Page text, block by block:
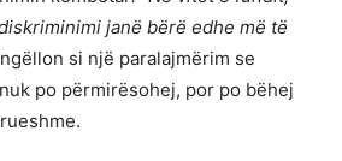
janë bërë edhe më të
si një paralajmërim se
po përmirësohej, por po bëhej